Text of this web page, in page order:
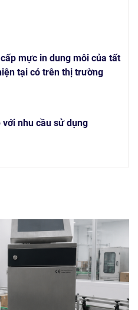
mực in dung môi của tất
tại có trên thị trường
nhu cầu sử dụng